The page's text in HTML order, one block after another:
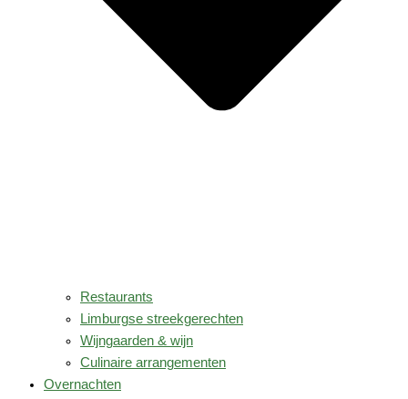
Restaurants
Limburgse streekgerechten
Wijngaarden & wijn
Culinaire arrangementen
Overnachten